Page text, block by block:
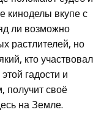
киноделы вкупе с
ли возможно
растлителей, но
кто участвовал
гадости и
получит своё
на Земле.